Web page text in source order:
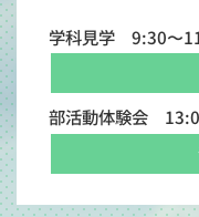
学科見学 9:30〜
部活動体験会